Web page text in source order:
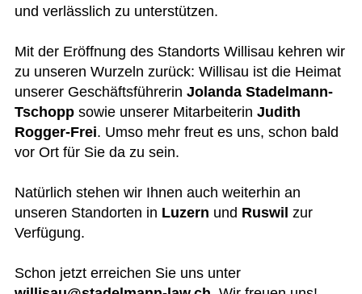
und verlässlich zu unterstützen.
Mit der Eröffnung des Standorts Willisau kehren wir
zu unseren Wurzeln zurück: Willisau ist die Heimat
unserer Geschäftsführerin Jolanda Stadelmann-
Tschopp sowie unserer Mitarbeiterin Judith
Rogger-Frei. Umso mehr freut es uns, schon bald
vor Ort für Sie da zu sein.
Natürlich stehen wir Ihnen auch weiterhin an
unseren Standorten in Luzern und Ruswil zur
Verfügung.
Schon jetzt erreichen Sie uns unter